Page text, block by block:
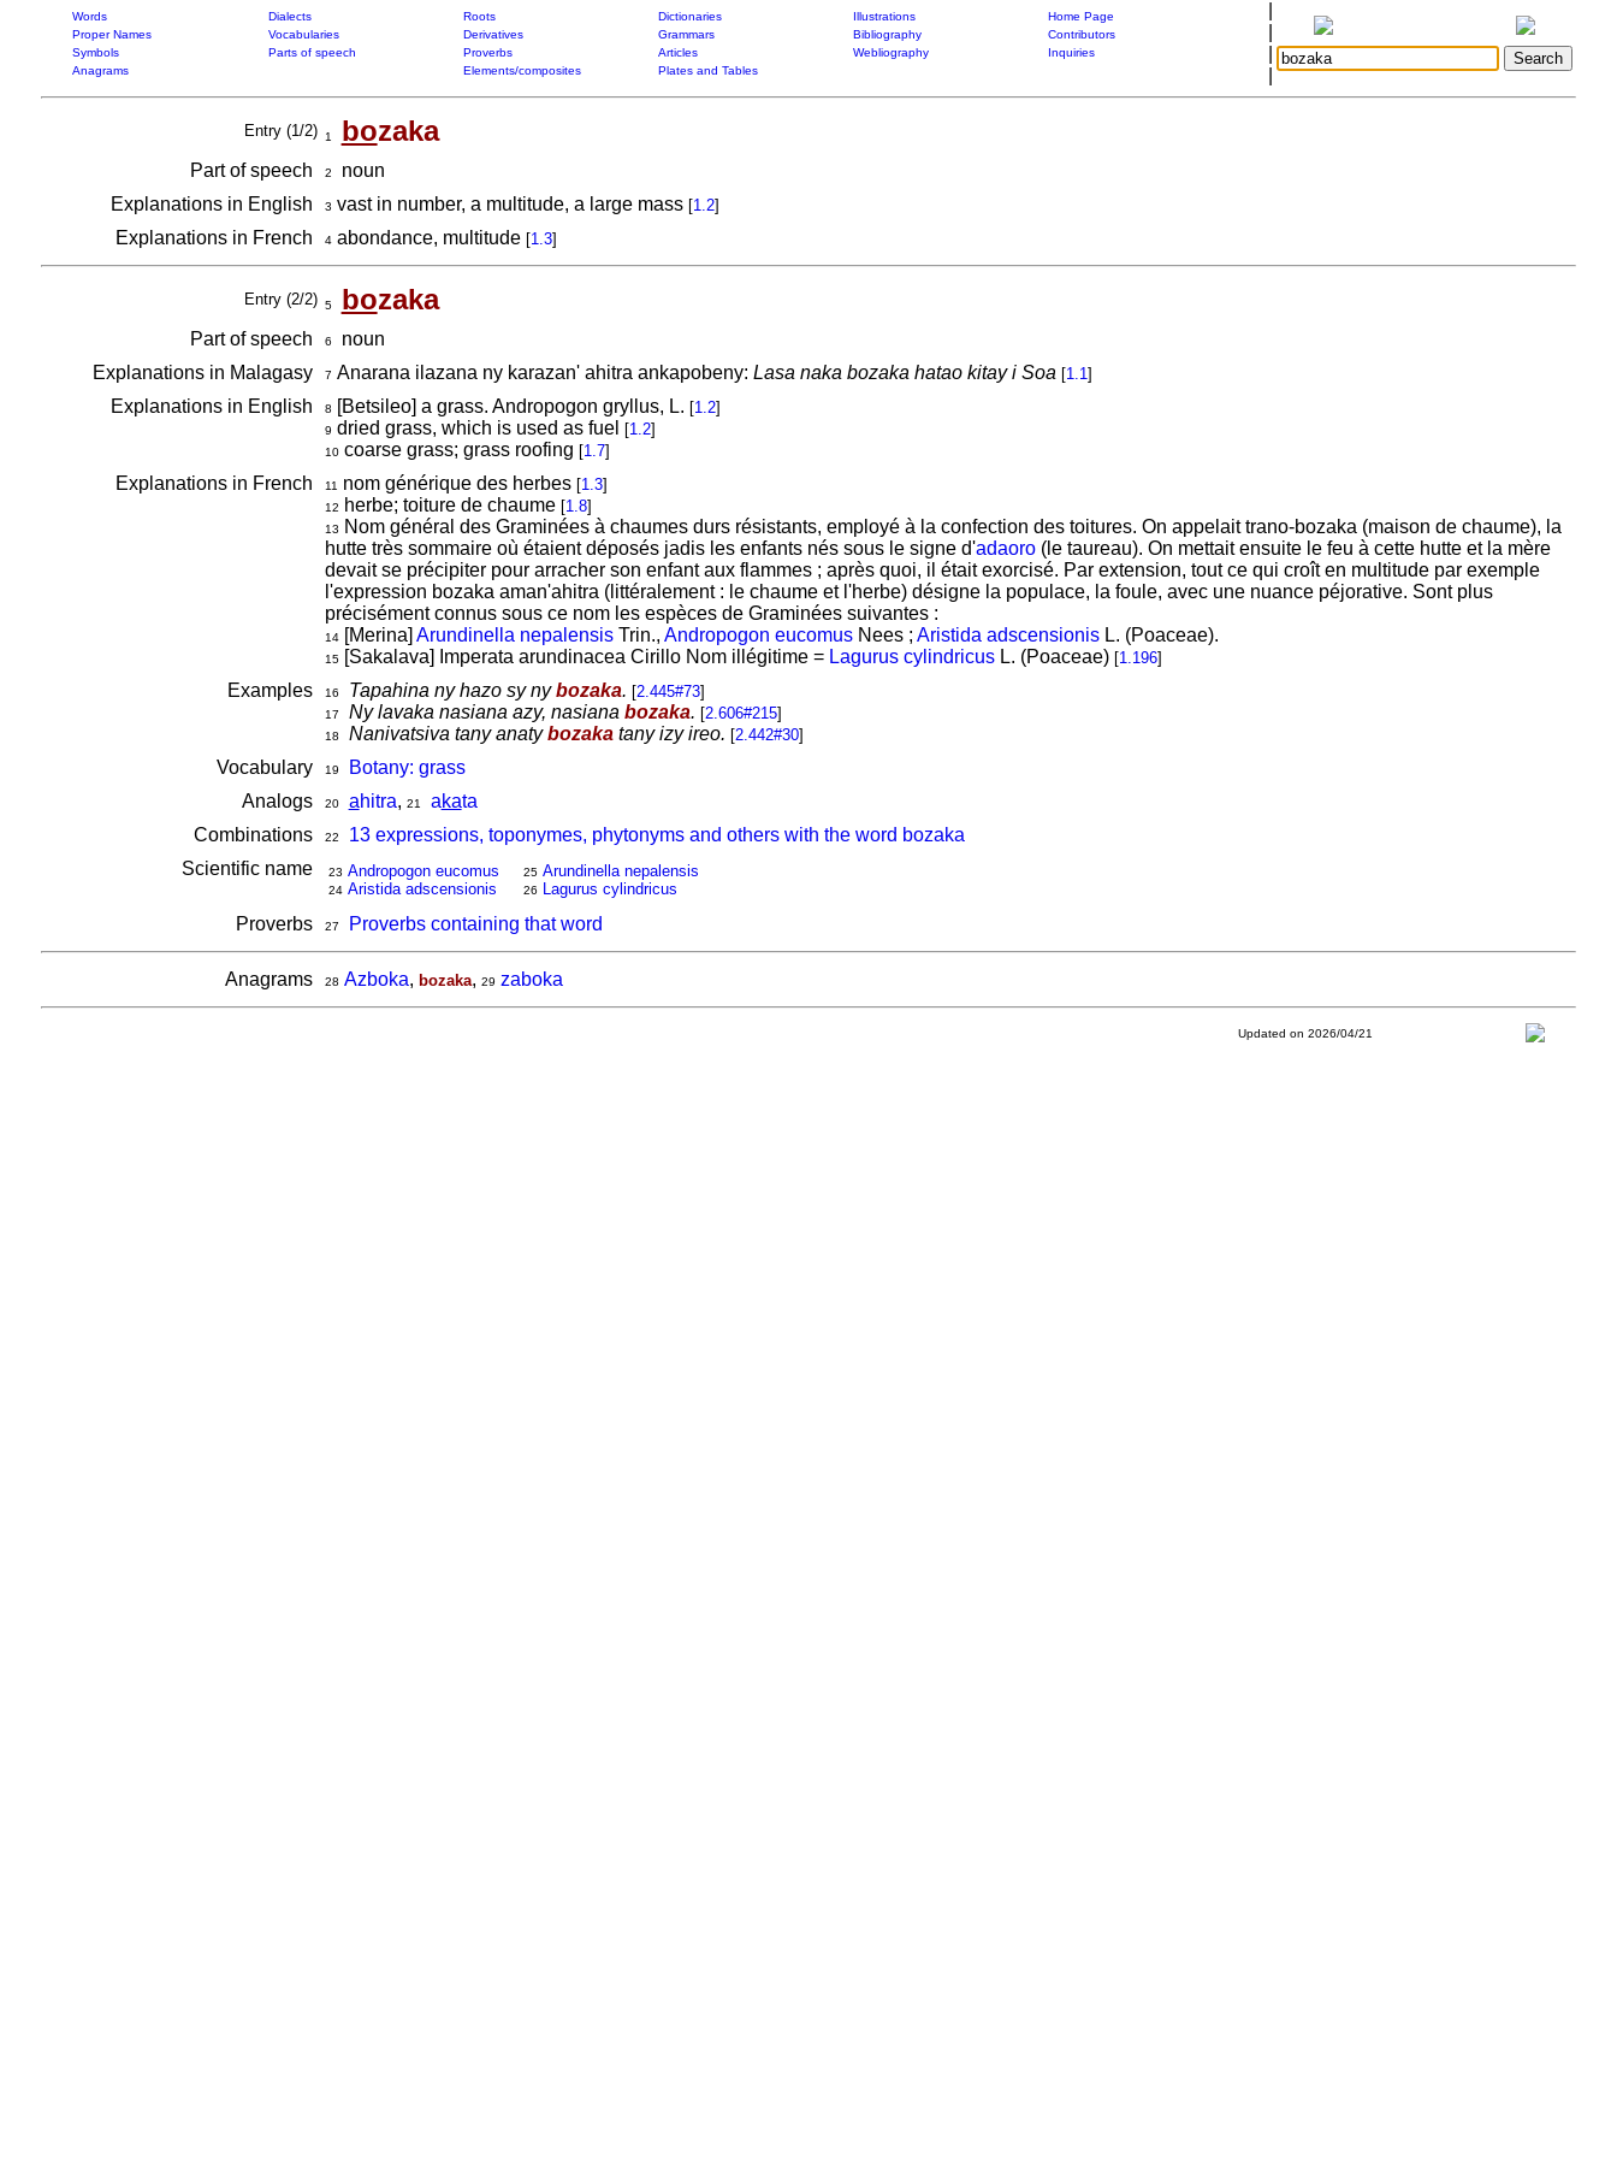
Words Dialects Roots Dictionaries Illustrations
Home Page
Proper Names
Vocabularies Derivatives Grammars Bibliography
Contributors
Symbols
Parts of speech Proverbs Articles Webliography
Inquiries
Anagrams
Elements/composites Plates and Tables
Entry (1/2) 1 bozaka
Part of speech 2
noun
Explanations in English
3 vast in number, a multitude, a large mass [1.2]
Explanations in French 4abondance, multitude [1.3]
Entry (2/2) 5 bozaka
Part of speech 6
noun
Explanations in Malagasy
7 Anarana ilazana ny karazan' ahitra ankapobeny: Lasa naka bozaka hatao kitay i Soa [1.1]
Explanations in English 8 [Betsileo] a grass. Andropogon gryllus, L. [1.2]
9 dried grass, which is used as fuel [1.2]
10coarse grass; grass roofing [1.7]
Explanations in French 11 nom générique des herbes [1.3]
12 herbe; toiture de chaume [1.8]
13
Nom général des Graminées à chaumes durs résistants, employé à la confection des toitures. On appelait trano-bozaka (maison de chaume), la
hutte très sommaire où étaient déposés jadis les enfants nés sous le signe d'adaoro(le taureau). On mettait ensuite le feu à cette hutte et la mère
devait se précipiter pour arracher son enfant aux flammes ; après quoi, il était exorcisé. Par extension, tout ce qui croît en multitude par exemple
l'expression bozaka aman'ahitra (littéralement : le chaume et l'herbe) désigne la populace, la foule, avec une nuance péjorative. Sont plus
précisément connus sous ce nom les espèces de Graminées suivantes :
14[Merina] Arundinella nepalensisTrin., Andropogon eucomusNees ; Aristida adscensionisL. (Poaceae).
15[Sakalava] Imperata arundinacea Cirillo Nom illégitime = Lagurus cylindricusL. (Poaceae) [1.196]
Examples 16 Tapahina ny hazo sy nybozaka. [2.445#73]
17 Ny lavaka nasiana azy, nasiana bozaka. [2.606#215]
18 Nanivatsiva tany anatybozakatany izy ireo. [2.442#30]
Vocabulary 19
Botany: grass
Analogs
20 ahitra, 21 akata
Combinations
22
13 expressions, toponymes, phytonyms and others with the word bozaka
Scientific name
23 Andropogon eucomus
24 Aristida adscensionis
25 Arundinella nepalensis
26 Lagurus cylindricus
Proverbs 27 Proverbs containing that word
Anagrams 28 Azboka, bozaka, 29 zaboka
Updated on 2026/04/21